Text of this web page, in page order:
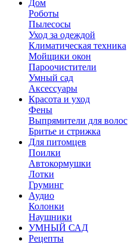
Дом
Роботы
Пылесосы
Уход за одеждой
Климатическая техника
Мойщики окон
Пароочистители
Умный сад
Аксессуары
Красота и уход
Фены
Выпрямители для волос
Бритье и стрижка
Для питомцев
Поилки
Автокормушки
Лотки
Груминг
Аудио
Колонки
Наушники
УМНЫЙ САД
Рецепты